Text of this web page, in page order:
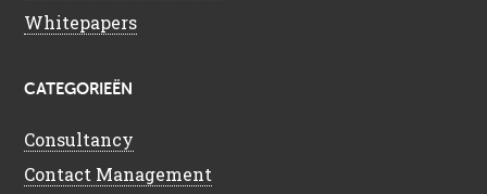
Whitepapers
CATEGORIEËN
Consultancy
Contact Management